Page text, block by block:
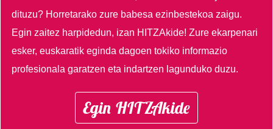
dituzu? Horretarako zure babesa ezinbestekoa zaigu.
Egin zaitez harpidedun, izan HITZAkide!Zure ekarpenari
esker, euskaratik eginda dagoen tokiko informazio
profesionala garatzen eta indartzen lagunduko duzu.
Egin HITZAkide